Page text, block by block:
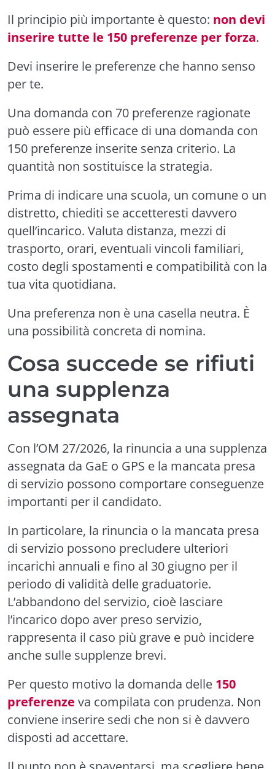
Il principio più importante è questo: non devi
inserire tutte le 150 preferenze per forza.
Devi inserire le preferenze che hanno senso
per te.
Una domanda con 70 preferenze ragionate
può essere più efficace di una domanda con
150 preferenze inserite senza criterio. La
quantità non sostituisce la strategia.
Prima di indicare una scuola, un comune o un
distretto, chiediti se accetteresti davvero
quell’incarico. Valuta distanza, mezzi di
trasporto, orari, eventuali vincoli familiari,
costo degli spostamenti e compatibilità con la
tua vita quotidiana.
Una preferenza non è una casella neutra. È
una possibilità concreta di nomina.
Cosa succede se rifiuti
una supplenza
assegnata
Con l’OM 27/2026, la rinuncia a una supplenza
assegnata da GaE o GPS e la mancata presa
di servizio possono comportare conseguenze
importanti per il candidato.
In particolare, la rinuncia o la mancata presa
di servizio possono precludere ulteriori
incarichi annuali e fino al 30 giugno per il
periodo di validità delle graduatorie.
L’abbandono del servizio, cioè lasciare
l’incarico dopo aver preso servizio,
rappresenta il caso più grave e può incidere
anche sulle supplenze brevi.
Per questo motivo la domanda delle 150
preferenze va compilata con prudenza. Non
conviene inserire sedi che non si è davvero
disposti ad accettare.